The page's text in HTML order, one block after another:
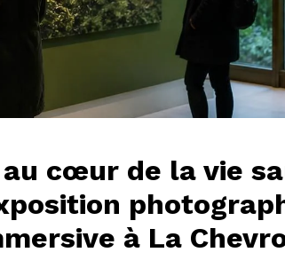
cœur de la vie
à La